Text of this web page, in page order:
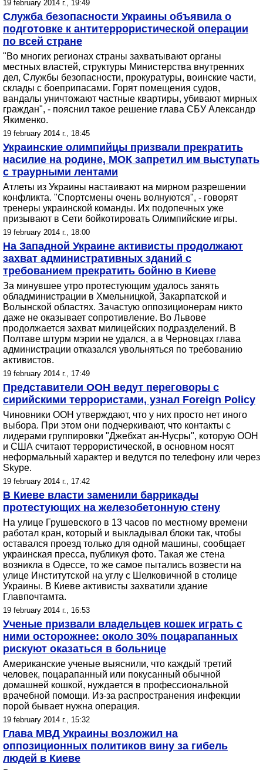
19 february 2014 г., 19:49
Служба безопасности Украины объявила о
подготовке к антитеррористической операции
по всей стране
"Во многих регионах страны захватывают органы
местных властей, структуры Министерства внутренних
дел, Службы безопасности, прокуратуры, воинские части,
склады с боеприпасами. Горят помещения судов,
вандалы уничтожают частные квартиры, убивают мирных
граждан", - пояснил такое решение глава СБУ Александр
Якименко.
19 february 2014 г., 18:45
Украинские олимпийцы призвали прекратить
насилие на родине, МОК запретил им выступать
с траурными лентами
Атлеты из Украины настаивают на мирном разрешении
конфликта. "Спортсмены очень волнуются", - говорят
тренеры украинской команды. Их подопечных уже
призывают в Сети бойкотировать Олимпийские игры.
19 february 2014 г., 18:00
На Западной Украине активисты продолжают
захват административных зданий с
требованием прекратить бойню в Киеве
За минувшее утро протестующим удалось занять
обладминистрации в Хмельницкой, Закарпатской и
Волынской областях. Зачастую оппозиционерам никто
даже не оказывает сопротивление. Во Львове
продолжается захват милицейских подразделений. В
Полтаве штурм мэрии не удался, а в Черновцах глава
администрации отказался увольняться по требованию
активистов.
19 february 2014 г., 17:49
Представители ООН ведут переговоры с
сирийскими террористами, узнал Foreign Policy
Чиновники ООН утверждают, что у них просто нет иного
выбора. При этом они подчеркивают, что контакты с
лидерами группировки "Джебхат ан-Нусры", которую ООН
и США считают террористической, в основном носят
неформальный характер и ведутся по телефону или через
Skype.
19 february 2014 г., 17:42
В Киеве власти заменили баррикады
протестующих на железобетонную стену
На улице Грушевского в 13 часов по местному времени
работал кран, который и выкладывал блоки так, чтобы
оставался проезд только для одной машины, сообщает
украинская пресса, публикуя фото. Такая же стена
возникла в Одессе, то же самое пытались возвести на
улице Институтской на углу с Шелковичной в столице
Украины. В Киеве активисты захватили здание
Главпочтамта.
19 february 2014 г., 16:53
Ученые призвали владельцев кошек играть с
ними осторожнее: около 30% поцарапанных
рискуют оказаться в больнице
Американские ученые выяснили, что каждый третий
человек, поцарапанный или покусанный обычной
домашней кошкой, нуждается в профессиональной
врачебной помощи. Из-за распространения инфекции
порой бывает нужна операция.
19 february 2014 г., 15:32
Глава МВД Украины возложил на
оппозиционных политиков вину за гибель
людей в Киеве